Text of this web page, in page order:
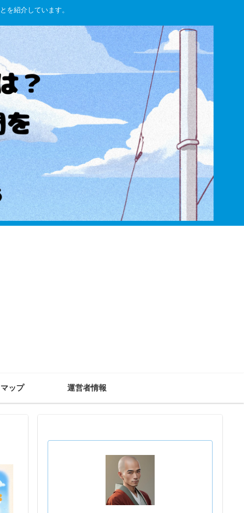
を紹介しています。
ップ 運営者情報